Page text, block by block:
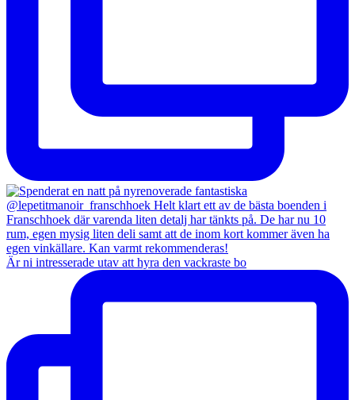
Är ni intresserade utav att hyra den vackraste bo